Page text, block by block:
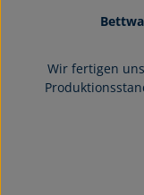
Wir fertigen